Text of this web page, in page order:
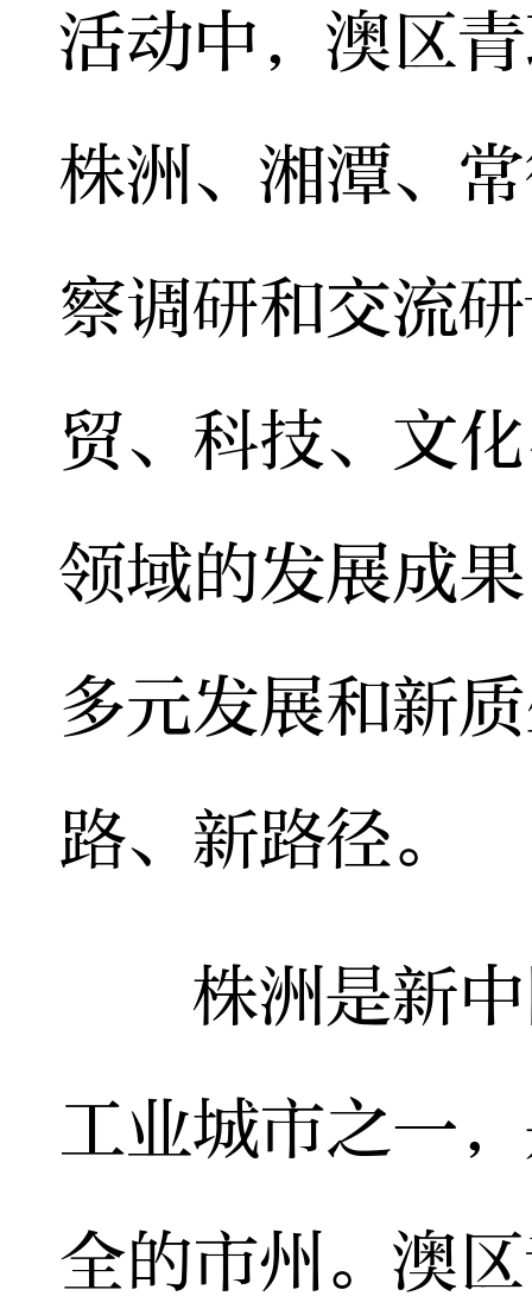
活动中，澳区
株洲、湘潭、
察调研和交流
贸、科技、文
领域的发展成
多元发展和新
路、新路径。
株洲是新中
工业城市之一
全的市州。澳